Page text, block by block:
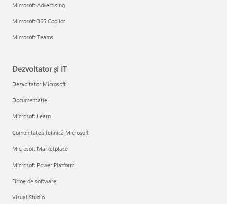
Microsoft Advertising
Microsoft 365 Copilot
Microsoft Teams
Dezvoltator și IT
Dezvoltator Microsoft
Documentație
Microsoft Learn
Comunitatea tehnică Microsoft
Microsoft Marketplace
Microsoft Power Platform
Firme de software
Visual Studio